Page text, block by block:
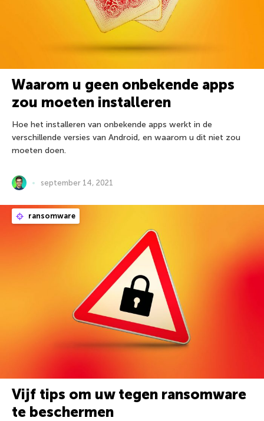
Waarom u geen onbekende apps
zou moeten installeren
Hoe het installeren van onbekende apps werkt in de
verschillende versies van Android, en waarom u dit niet zou
moeten doen.
september 14, 2021
ransomware
Vijf tips om uw tegen ransomware
te beschermen